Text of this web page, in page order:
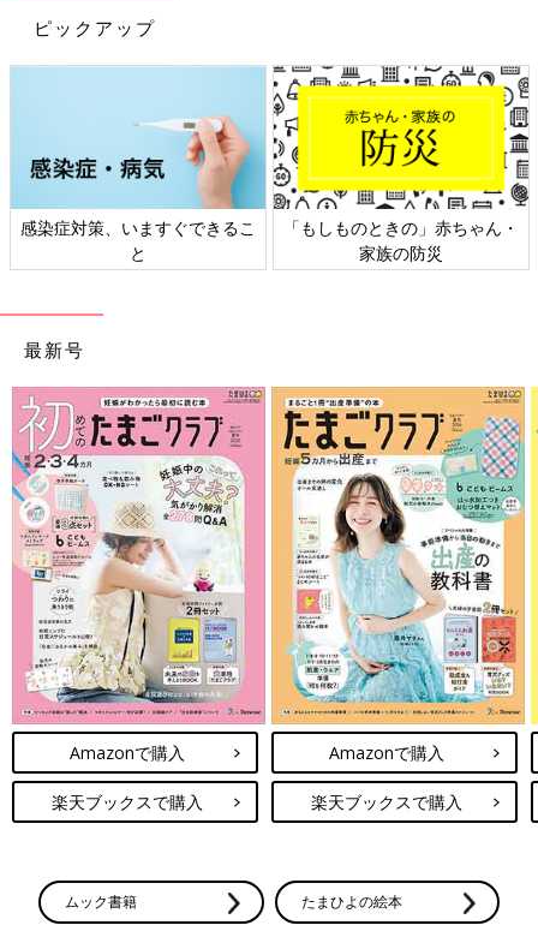
30分程を目安にしましょう。
テンションが高くなると遊びたくなることが多いので、お迎え時
に興奮させないよう、なるべく淡々と寝かせてみましょう。
このタイミングに、約30分寝せることで夕食→おふろ→
→
寝かしつけがスムーズになります。
おそらく、お子さんは30分以上寝たがると思います。でも、最長
でも45分で起こしましょう。
い場合、起こすとぐずることもあります。
起こす前に、夕食やおふろの準備は済ませておき、起こすときは
ちなみに、わが家では子どもが好きな音楽を流すことが起こす合
図になっています。
自宅に帰ってきたら、数分でも、子どもにしっかり
向き合う時間を作る
「自分が復職したことで、子どもに寂しい思いさせている」「仕
事復帰しないほうがよかったのかも…」と悩むママさんの声をた
くさん聞きます。
実際に、私も「仕事復帰は私のワガママなのかもしれない」と思
ったことがあります。
けれど、子どもとの触れ合いは量ではない、長い時間一緒にいれ
ばいい、というものでもないと思うのです。
私は、仕事から家に帰って、子どもと一緒にテレビを見ながらと
かごはんを食べながらなど、「〇〇しながら」ではなく、子ども
たとえば、積み木が好きだったら、一緒に積み木遊びを楽しみま
ピックアップ
感染症対策、いますぐできるこ
と
「もしものときの」赤ちゃん・
家族の防災
最新号
Amazonで購入
楽天ブックスで購入
Amazonで購入
楽天ブックスで購入
ムック書籍 たまひよの絵本